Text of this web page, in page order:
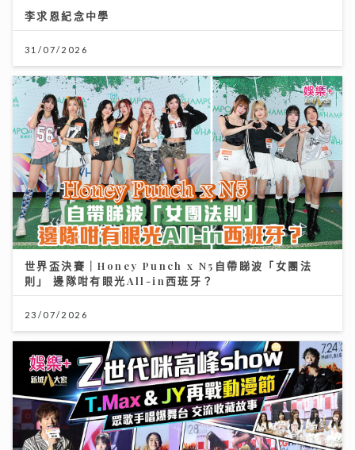
李求恩紀念中學
31/07/2026
世界盃決賽｜Honey Punch x N5自帶睇波「女團法
則」 邊隊咁有眼光All-in西班牙？
23/07/2026